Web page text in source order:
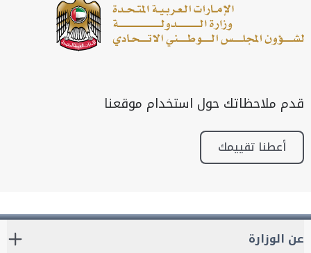
قدم ملاحظاتك حول استخدام موقعنا
أعطنا تقييمك
عن الوزارة